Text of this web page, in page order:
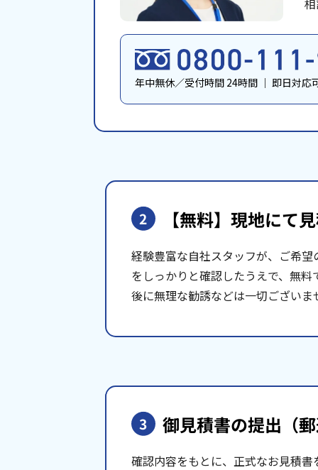
年中無休／受付時間 24時間 ｜ 即日対応
2 【無料】現地にて
経験豊富な自社スタッフが、ご希
をしっかりと確認したうえで、無
後に無理な勧誘などは一切ござい
3 御見積書の提出 （
確認内容をもとに、正式なお見積